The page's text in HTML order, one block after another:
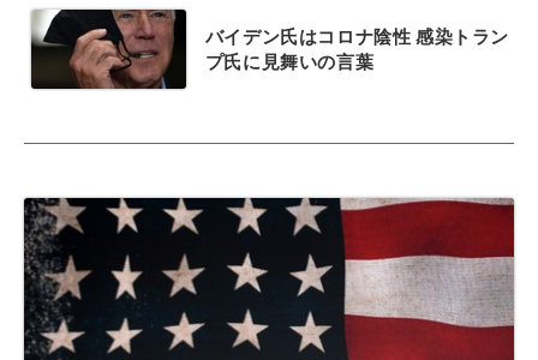
バイデン氏はコロナ陰性 感染トラン
プ氏に見舞いの言葉